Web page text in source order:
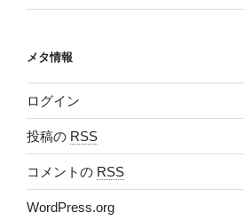
メタ情報
ログイン
投稿の RSS
コメントの RSS
WordPress.org